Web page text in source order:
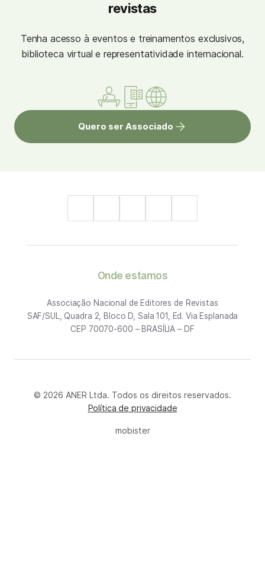
revistas
Tenha acesso à eventos e treinamentos exclusivos,
biblioteca virtual e representatividade internacional.
Quero ser Associado
Onde estamos
Associação Nacional de Editores de Revistas
SAF/SUL, Quadra 2, Bloco D, Sala 101, Ed. Via Esplanada
CEP 70070-600 – BRASÍLIA – DF
© 2026 ANER Ltda. Todos os direitos reservados.
Política de privacidade
mobister